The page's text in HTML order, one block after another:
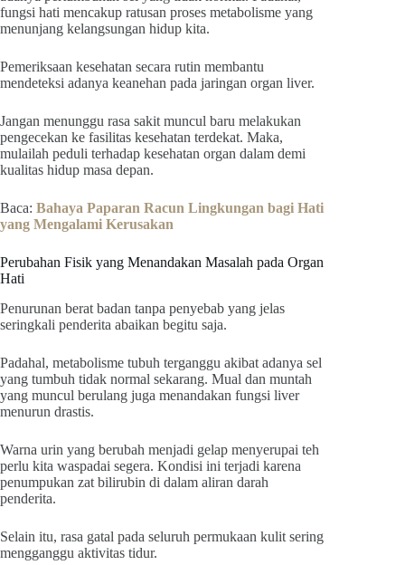
fungsi hati mencakup ratusan proses metabolisme yang
menunjang kelangsungan hidup kita.
Pemeriksaan kesehatan secara rutin membantu
mendeteksi adanya keanehan pada jaringan organ liver.
Jangan menunggu rasa sakit muncul baru melakukan
pengecekan ke fasilitas kesehatan terdekat. Maka,
mulailah peduli terhadap kesehatan organ dalam demi
kualitas hidup masa depan.
Baca: Bahaya Paparan Racun Lingkungan bagi Hati
yang Mengalami Kerusakan
Perubahan Fisik yang Menandakan Masalah pada Organ
Hati
Penurunan berat badan tanpa penyebab yang jelas
seringkali penderita abaikan begitu saja.
Padahal, metabolisme tubuh terganggu akibat adanya sel
yang tumbuh tidak normal sekarang. Mual dan muntah
yang muncul berulang juga menandakan fungsi liver
menurun drastis.
Warna urin yang berubah menjadi gelap menyerupai teh
perlu kita waspadai segera. Kondisi ini terjadi karena
penumpukan zat bilirubin di dalam aliran darah
penderita.
Selain itu, rasa gatal pada seluruh permukaan kulit sering
mengganggu aktivitas tidur.